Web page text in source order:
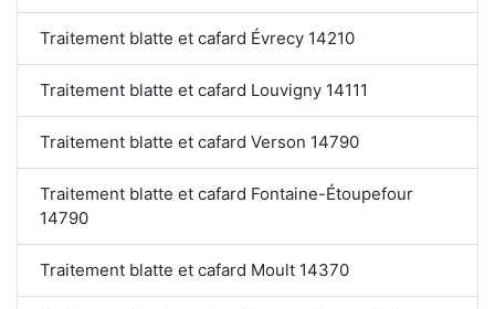
Traitement blatte et cafard Évrecy 14210
Traitement blatte et cafard Louvigny 14111
Traitement blatte et cafard Verson 14790
Traitement blatte et cafard Fontaine-Étoupefour
14790
Traitement blatte et cafard Moult 14370